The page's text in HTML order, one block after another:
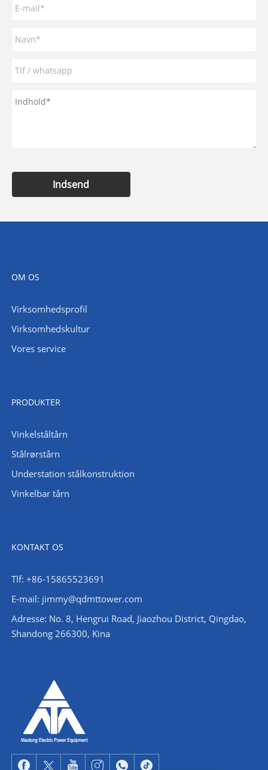
Indsend
OM OS
Virksomhedsprofil
Virksomhedskultur
Vores service
PRODUKTER
Vinkelståltårn
Stålrørstårn
Understation stålkonstruktion
Vinkelbar tårn
KONTAKT OS
Tlf: +86-15865523691
E-mail: jimmy@qdmttower.com
Adresse: No. 8, Hengrui Road, Jiaozhou District, Qingdao,
Shandong 266300, Kina